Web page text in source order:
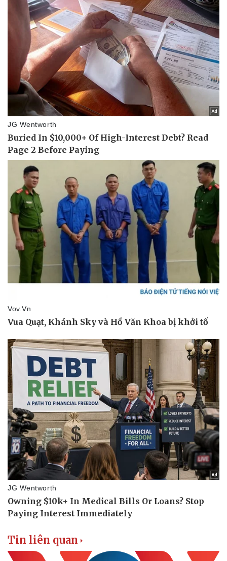
Pháp luật
Vụ án
Tin nóng
Tư vấn luật
Quân sự - Quốc phòng
Vũ khí
Việt Nam
Phân tích
Tin liên quan